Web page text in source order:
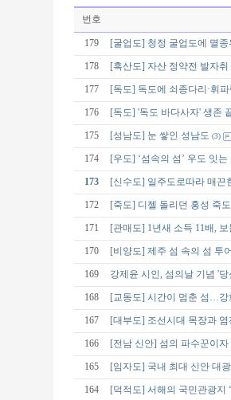
번호
179 [굴업도] 청정 굴업도에 멸
178 [흑산도] 자산 정약전 발자취
177 [독도] 독도에 쇠종다리·휘
176 [독도] '독도 바다사자' 생존
175 [성남도] 눈 쌓인 성남도 (3)
174 [우도] ‘섬속의 섬’ 우도 잇
173 [신수도] 일주도로따라 매끈
172 [죽도] 디젤 돌리던 홍성 죽
171 [관매도] 1년새 소득 11배,
170 [비양도] 제주 섬 속의 섬 투
169 강제윤 시인, 섬의날 기념 '
168 [교동도] 시간이 멈춘 섬…
167 [대부도] 조선시대 목장과 염
166 [전남 신안] 섬의 파수꾼이
165 [임자도] 국내 최대 신안 대
164 [덕적도] 서해의 국민관광지